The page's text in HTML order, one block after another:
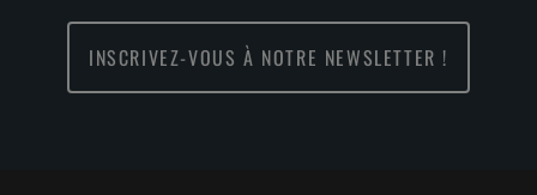
INSCRIVEZ-VOUS À NOTRE NEWSLETTER !